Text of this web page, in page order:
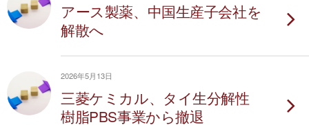
アース製薬、中国生産子会社を
解散へ
2026年5月13日
三菱ケミカル、タイ生分解性
樹脂PBS事業から撤退